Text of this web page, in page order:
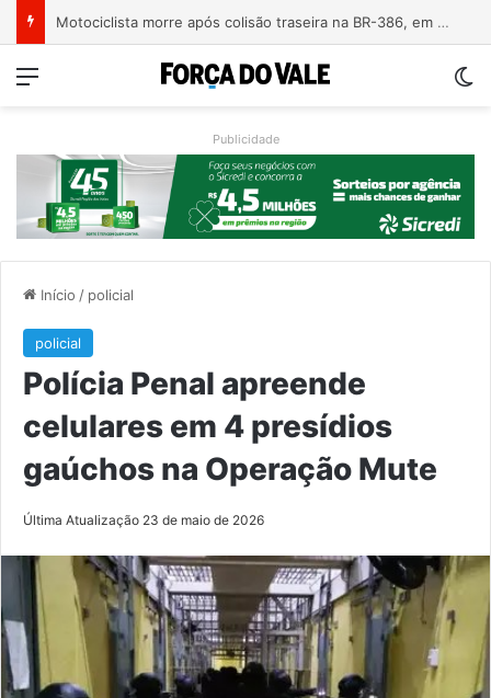
Motociclista morre após colisão traseira na BR-386, em Triunfo
Menu
Publicidade
Início / policial
policial
Polícia Penal apreende
celulares em 4 presídios
gaúchos na Operação Mute
Última Atualização 23 de maio de 2026